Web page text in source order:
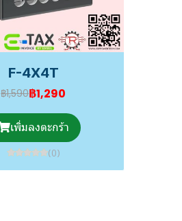
F-4X4T
฿1,590฿1,290
เพิ่มลงตะกร้า
(0)